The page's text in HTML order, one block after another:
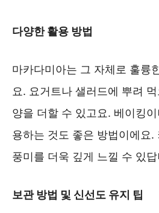
다양한 활용 방법
마카다미아는 그 자체로 훌륭
요. 요거트나 샐러드에 뿌려
양을 더할 수 있고요. 베이킹
용하는 것도 좋은 방법이에요.
풍미를 더욱 깊게 느낄 수 있
보관 방법 및 신선도 유지 팁